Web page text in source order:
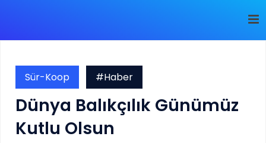
Sür-Koop #Haber
Dünya Balıkçılık Günümüz
Kutlu Olsun